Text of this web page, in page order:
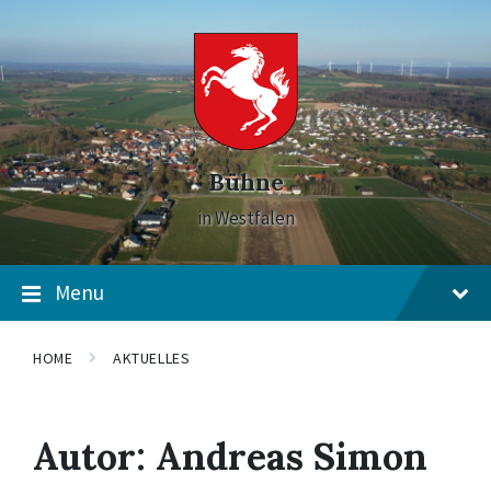
navigation
Bühne
in Westfalen
Menu
HOME AKTUELLES
Autor: Andreas Simon